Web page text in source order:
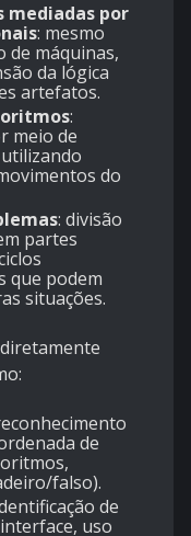
mediadas por
: mesmo
de máquinas,
da lógica
artefatos.
:
meio de
do
: divisão
partes
que podem
situações.
de
falso).
de
uso